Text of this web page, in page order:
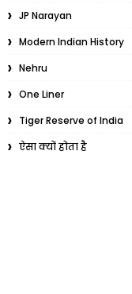
JP Narayan
Modern Indian History
Nehru
One Liner
Tiger Reserve of India
ऐसा क्यों होता है